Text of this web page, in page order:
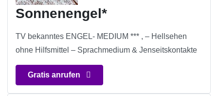
Sonnenengel*
TV bekanntes ENGEL- MEDIUM *** , – Hellsehen
ohne Hilfsmittel – Sprachmedium & Jenseitskontakte
Gratis anrufen